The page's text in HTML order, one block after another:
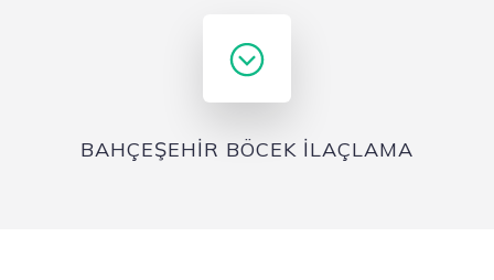
BAHÇEŞEHIR BÖCEK İLAÇLAMA